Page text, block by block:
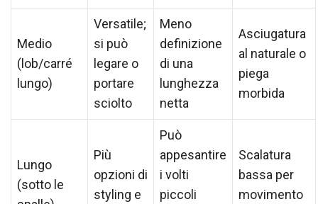
Medio
(lob/carré
lungo)
Versatile;
si può
legare o
portare
sciolto
Meno
definizione
di una
lunghezza
netta
Asciugatura
al naturale o
piega
morbida
Lungo
(sotto le
Più
opzioni di
styling e
Può
appesantire
i volti
piccoli
Scalatura
bassa per
movimento